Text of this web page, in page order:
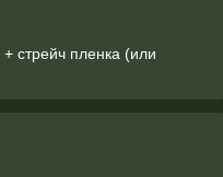
стрейч пленка (или